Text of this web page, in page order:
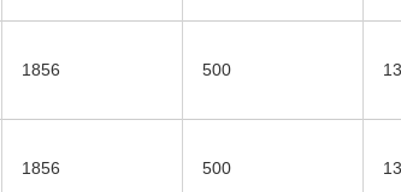
1856 500
1856 500